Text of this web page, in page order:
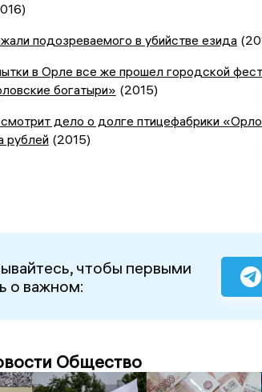
подозреваемого в убийстве езида
в Орле все же прошел городской
богатыри» (2015)
дело о долге птицефабрики
рублей(2015)
чтобы первыми
о важном:
Общество